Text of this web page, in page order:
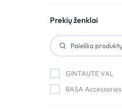
Prekių ženklai
GINTAUTE VAL
RASA Accessories